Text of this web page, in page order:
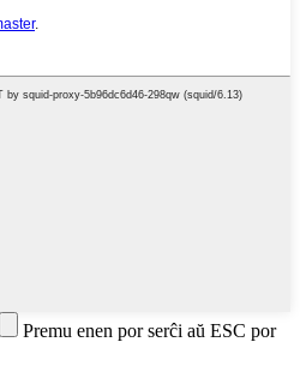
Premu enen por serĉi aŭ ESC por